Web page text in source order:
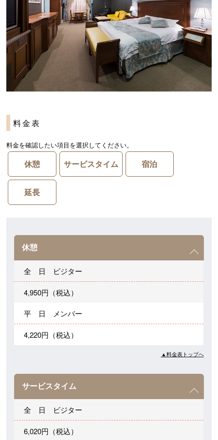
料金表
料金を確認したい項目を選択してください。
休憩 サービスタイム 宿泊
延長
休憩
全 日 ビジター
4,950円（税込）
平 日 メンバー
4,220円（税込）
▲料金表トップへ
サービスタイム
全 日 ビジター
6,020円（税込）